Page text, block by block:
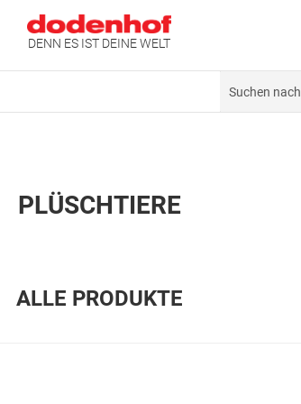
DENN ES IST DEINE WELT
PLÜSCHTIERE
ALLE PRODUKTE